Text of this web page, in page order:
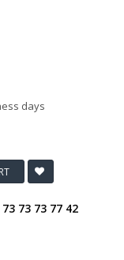
days
73 73 73 77 42